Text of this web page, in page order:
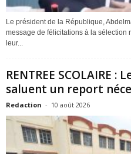
Le président de la République,
message de félicitations à la sélection
leur...
RENTREE SCOLAIRE :
saluent un report
Redaction - 10 août 2026